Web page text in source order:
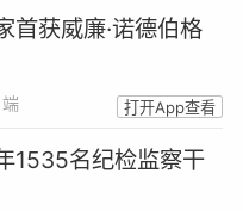
首获威廉·诺德伯格
打开App查看
1535名纪检监察干